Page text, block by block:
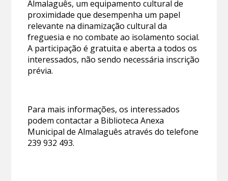
Almalaguês, um equipamento cultural de
proximidade que desempenha um papel
relevante na dinamização cultural da
freguesia e no combate ao isolamento social.
A participação é gratuita e aberta a todos os
interessados, não sendo necessária inscrição
prévia.
Para mais informações, os interessados
podem contactar a Biblioteca Anexa
Municipal de Almalaguês através do telefone
239 932 493.